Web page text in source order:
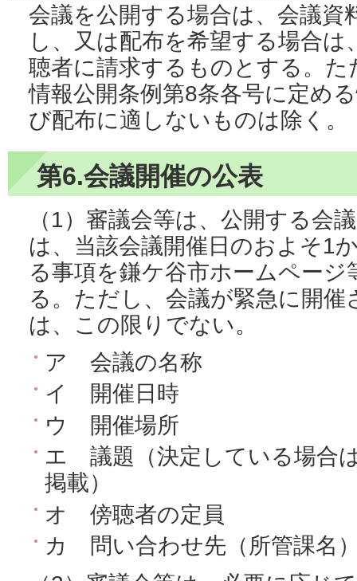
会議を公開する場合は、会議資
し、又は配布を希望する場合
聴者に請求するものとする。
情報公開条例第8条各号に定め
び配布に適しないものは除く。
第6.会議開催の公表
（1）審議会等は、公開する会
は、当該会議開催日のおよそ1
る事項を鎌ケ谷市ホームペー
る。ただし、会議が緊急に開
は、この限りでない。
ア 会議の名称
イ 開催日時
ウ 開催場所
エ 議題（決定している場合
掲載）
オ 傍聴者の定員
カ 問い合わせ先（所管課名